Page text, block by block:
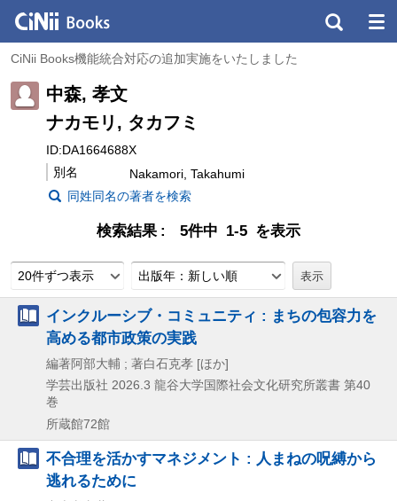
CiNii Books機能統合対応の追加実施をいたしました
中森, 孝文
ナカモリ, タカフミ
ID:DA1664688X
別名
Nakamori, Takahumi
同姓同名の著者を検索
検索結果 5件中 1-5 を表示
20件ずつ表示 出版年：新しい順
インクルーシブ・コミュニティ : まちの包容力を
高める都市政策の実践
編著阿部大輔 ; 著白石克孝 [ほか]
学芸出版社 2026.3 龍谷大学国際社会文化研究所叢書 第40
巻
所蔵館72館
不合理を活かすマネジメント : 人まねの呪縛から
逃れるために